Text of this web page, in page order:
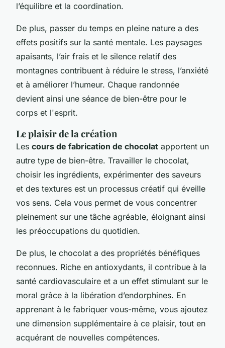
l’équilibre et la coordination.
De plus, passer du temps en pleine nature a des
effets positifs sur la santé mentale. Les paysages
apaisants, l’air frais et le silence relatif des
montagnes contribuent à réduire le stress, l’anxiété
et à améliorer l’humeur. Chaque randonnée
devient ainsi une séance de bien-être pour le
corps et l'esprit.
Le plaisir de la création
Les cours de fabrication de chocolat apportent un
autre type de bien-être. Travailler le chocolat,
choisir les ingrédients, expérimenter des saveurs
et des textures est un processus créatif qui éveille
vos sens. Cela vous permet de vous concentrer
pleinement sur une tâche agréable, éloignant ainsi
les préoccupations du quotidien.
De plus, le chocolat a des propriétés bénéfiques
reconnues. Riche en antioxydants, il contribue à la
santé cardiovasculaire et a un effet stimulant sur le
moral grâce à la libération d’endorphines. En
apprenant à le fabriquer vous-même, vous ajoutez
une dimension supplémentaire à ce plaisir, tout en
acquérant de nouvelles compétences.